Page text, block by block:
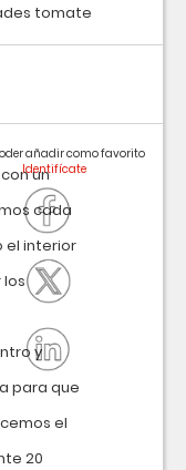
un
cada
el interior
y
para que
el
20
añadir como favorito
tomate